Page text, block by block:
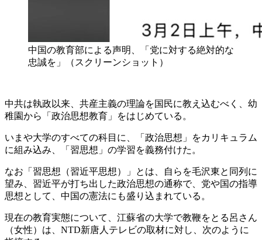
中国の教育部による声明、「党に対する絶対的な
忠誠を」（スクリーンショット）
中共は執政以来、共産主義の理論を国民に教え込むべく、幼
稚園から「政治思想教育」をはじめている。
いまや大学のすべての科目に、「政治思想」をカリキュラム
に組み込み、「習思想」の学習を義務付けた。
なお「習思想（習近平思想）」とは、自らを毛沢東と同列に
望み、習近平が打ち出した政治思想の通称で、党や国の指導
思想として、中国の憲法にも盛り込まれている。
現在の教育実態について、江蘇省の大学で教鞭をとる呂さん
（女性）は、NTD新唐人テレビの取材に対し、次のように